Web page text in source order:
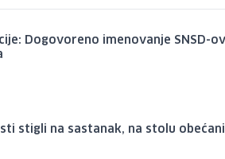
Dogovoreno imenovanje SNSD-
stigli na sastanak, na stolu obećani